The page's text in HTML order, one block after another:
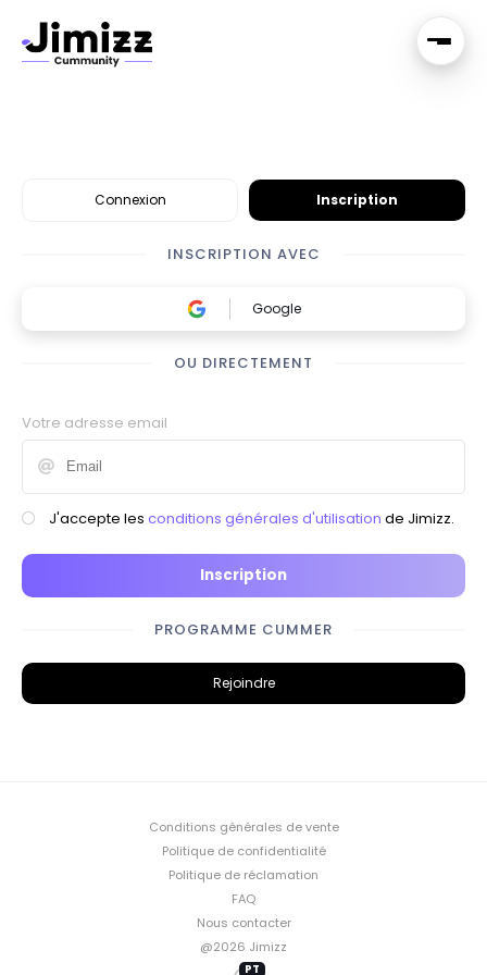
Connexion Inscription
INSCRIPTION AVEC
Google
OU DIRECTEMENT
Votre adresse email
J'accepte les conditions générales d'utilisation de Jimizz.
Inscription
PROGRAMME CUMMER
Rejoindre
Conditions générales de vente
Politique de confidentialité
Politique de réclamation
FAQ
Nous contacter
@2026 Jimizz